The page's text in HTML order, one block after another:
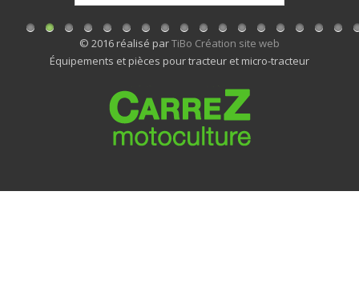
© 2016 réalisé parTiBo Création site web
Équipements et pièces pour tracteur et micro-tracteur